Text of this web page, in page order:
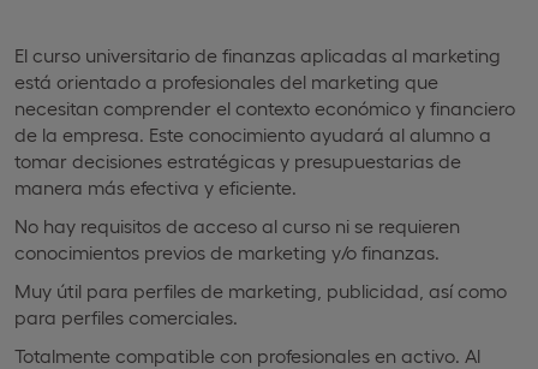
El curso universitario de finanzas aplicadas al marketing
está orientado a profesionales del marketing que
necesitan comprender el contexto económico y financiero
de la empresa. Este conocimiento ayudará al alumno a
tomar decisiones estratégicas y presupuestarias de
manera más efectiva y eficiente.
No hay requisitos de acceso al curso ni se requieren
conocimientos previos de marketing y/o finanzas.
Muy útil para perfiles de marketing, publicidad, así como
para perfiles comerciales.
Totalmente compatible con profesionales en activo. Al